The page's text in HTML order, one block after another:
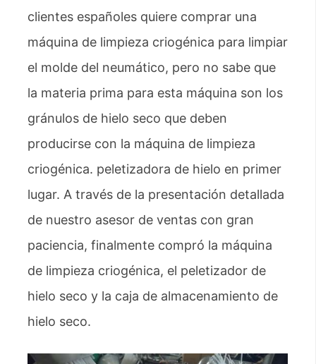
clientes españoles quiere comprar una
máquina de limpieza criogénica para limpiar
el molde del neumático, pero no sabe que
la materia prima para esta máquina son los
gránulos de hielo seco que deben
producirse con la máquina de limpieza
criogénica. peletizadora de hielo en primer
lugar. A través de la presentación detallada
de nuestro asesor de ventas con gran
paciencia, finalmente compró la máquina
de limpieza criogénica, el peletizador de
hielo seco y la caja de almacenamiento de
hielo seco.